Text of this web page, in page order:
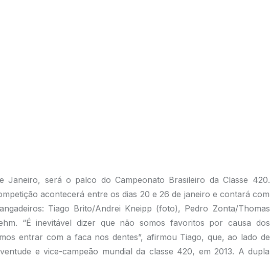
Janeiro, será o palco do Campeonato Brasileiro da Classe 420.
acontecerá entre os dias 20 e 26 de janeiro e contará com
Tiago Brito/Andrei Kneipp (foto), Pedro Zonta/Thomas
“É inevitável dizer que não somos favoritos por causa dos
entrar com a faca nos dentes”, afirmou Tiago, que, ao lado de
e vice-campeão mundial da classe 420, em 2013. A dupla